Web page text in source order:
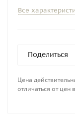
Все
Поделиться
Цена
отличаться от цен